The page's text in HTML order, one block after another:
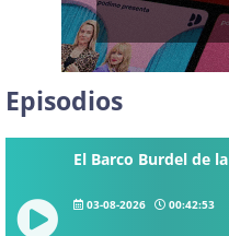
Episodios
El Barco Burdel de
03-08-2026 00:42:53